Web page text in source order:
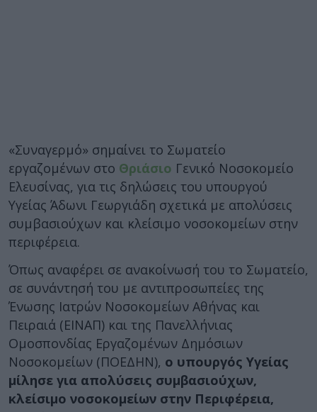
«Συναγερμό» σημαίνει το Σωματείο
εργαζομένων στο Θριάσιο Γενικό Νοσοκομείο
Ελευσίνας, για τις δηλώσεις του υπουργού
Υγείας Άδωνι Γεωργιάδη σχετικά με απολύσεις
συμβασιούχων και κλείσιμο νοσοκομείων στην
περιφέρεια.
Όπως αναφέρει σε ανακοίνωσή του το Σωματείο,
σε συνάντησή του με αντιπροσωπείες της
Ένωσης Ιατρών Νοσοκομείων Αθήνας και
Πειραιά (ΕΙΝΑΠ) και της Πανελλήνιας
Ομοσπονδίας Εργαζομένων Δημόσιων
Νοσοκομείων (ΠΟΕΔΗΝ), ο υπουργός Υγείας
μίλησε για απολύσεις συμβασιούχων,
κλείσιμο νοσοκομείων στην Περιφέρεια,